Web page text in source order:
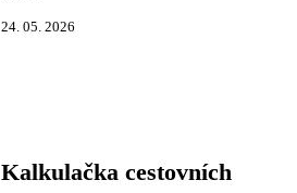
24. 05. 2026
Kalkulačka cestovních